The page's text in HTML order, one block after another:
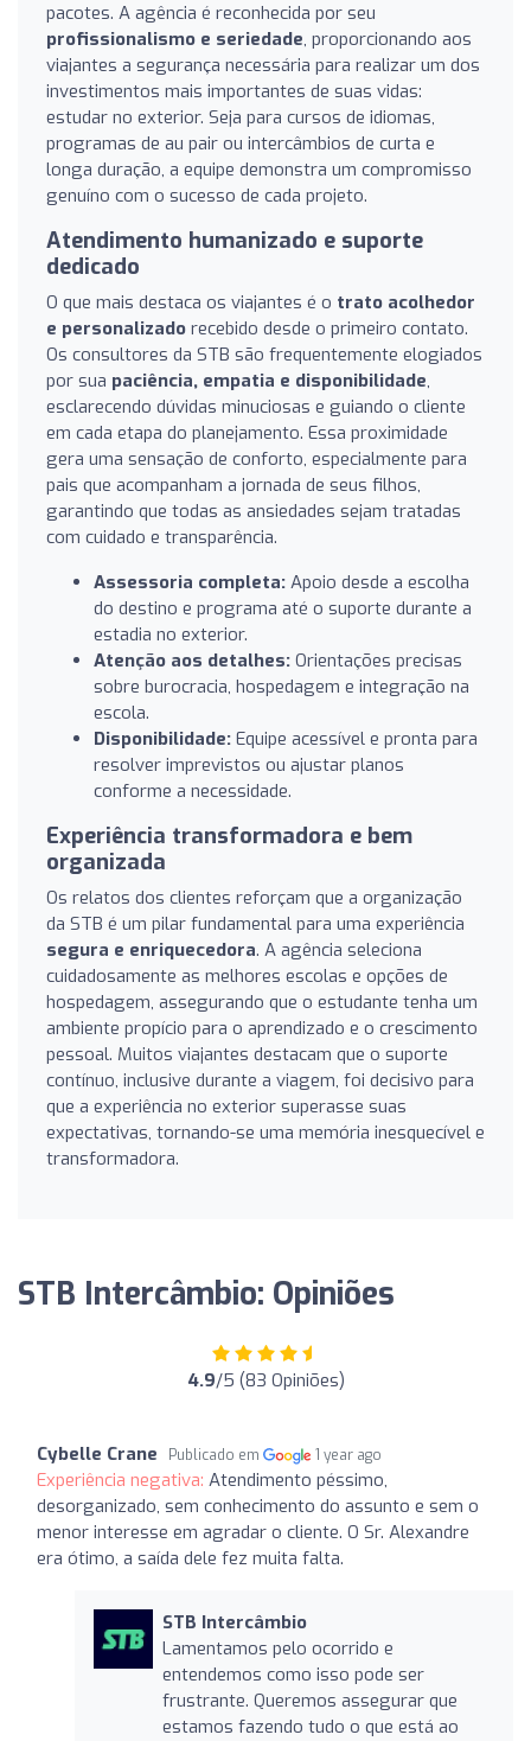
pacotes. A agência é reconhecida por seu
profissionalismo e seriedade, proporcionando aos
viajantes a segurança necessária para realizar um dos
investimentos mais importantes de suas vidas:
estudar no exterior. Seja para cursos de idiomas,
programas de au pair ou intercâmbios de curta e
longa duração, a equipe demonstra um compromisso
genuíno com o sucesso de cada projeto.
Atendimento humanizado e suporte
dedicado
O que mais destaca os viajantes é o trato acolhedor
e personalizado recebido desde o primeiro contato.
Os consultores da STB são frequentemente elogiados
por sua paciência, empatia e disponibilidade,
esclarecendo dúvidas minuciosas e guiando o cliente
em cada etapa do planejamento. Essa proximidade
gera uma sensação de conforto, especialmente para
pais que acompanham a jornada de seus filhos,
garantindo que todas as ansiedades sejam tratadas
com cuidado e transparência.
Assessoria completa: Apoio desde a escolha
do destino e programa até o suporte durante a
estadia no exterior.
Atenção aos detalhes: Orientações precisas
sobre burocracia, hospedagem e integração na
escola.
Disponibilidade: Equipe acessível e pronta para
resolver imprevistos ou ajustar planos
conforme a necessidade.
Experiência transformadora e bem
organizada
Os relatos dos clientes reforçam que a organização
da STB é um pilar fundamental para uma experiência
segura e enriquecedora. A agência seleciona
cuidadosamente as melhores escolas e opções de
hospedagem, assegurando que o estudante tenha um
ambiente propício para o aprendizado e o crescimento
pessoal. Muitos viajantes destacam que o suporte
contínuo, inclusive durante a viagem, foi decisivo para
que a experiência no exterior superasse suas
expectativas, tornando-se uma memória inesquecível e
transformadora.
STB Intercâmbio: Opiniões
4.9/5 (83 Opiniões)
Cybelle Crane Publicado em 1 year ago
Experiência negativa: Atendimento péssimo,
desorganizado, sem conhecimento do assunto e sem o
menor interesse em agradar o cliente. O Sr. Alexandre
era ótimo, a saída dele fez muita falta.
STB Intercâmbio
Lamentamos pelo ocorrido e
entendemos como isso pode ser
frustrante. Queremos assegurar que
estamos fazendo tudo o que está ao